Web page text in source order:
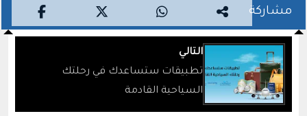
مشاركة
التالي
تطبيقات ستساعدك في رحلتك
السياحية القادمة